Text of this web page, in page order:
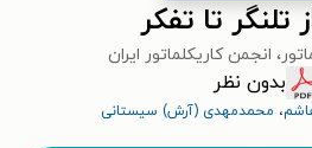
تلنگر تا تفکر
انجمن کاریکلماتور ایران
بدون نظر
، محمدمهدی (آرش) سیستانی